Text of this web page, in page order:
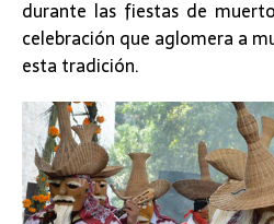
durante las fiestas de
celebración que aglomera a
esta tradición.